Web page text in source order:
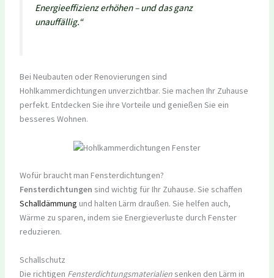
Energieeffizienz erhöhen – und das ganz
unauffällig.“
Bei Neubauten oder Renovierungen sind
Hohlkammerdichtungen unverzichtbar. Sie machen Ihr Zuhause
perfekt. Entdecken Sie ihre Vorteile und genießen Sie ein
besseres Wohnen.
Wofür braucht man Fensterdichtungen?
Fensterdichtungen sind wichtig für Ihr Zuhause. Sie schaffen
Schalldämmung und halten Lärm draußen. Sie helfen auch,
Wärme zu sparen, indem sie Energieverluste durch Fenster
reduzieren.
Schallschutz
Die richtigen Fensterdichtungsmaterialiensenken den Lärm in